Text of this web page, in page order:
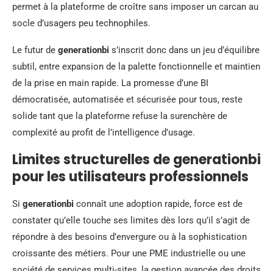
permet à la plateforme de croître sans imposer un carcan au
socle d’usagers peu technophiles.
Le futur de generationbi s’inscrit donc dans un jeu d’équilibre
subtil, entre expansion de la palette fonctionnelle et maintien
de la prise en main rapide. La promesse d’une BI
démocratisée, automatisée et sécurisée pour tous, reste
solide tant que la plateforme refuse la surenchère de
complexité au profit de l’intelligence d’usage.
Limites structurelles de generationbi
pour les utilisateurs professionnels
Si generationbi connaît une adoption rapide, force est de
constater qu’elle touche ses limites dès lors qu’il s’agit de
répondre à des besoins d’envergure ou à la sophistication
croissante des métiers. Pour une PME industrielle ou une